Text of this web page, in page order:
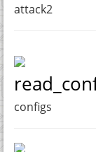
attack2
configs